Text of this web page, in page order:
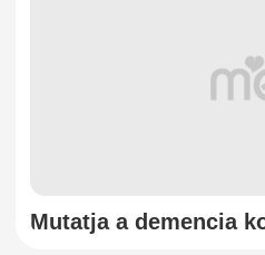
Mutatja a demencia